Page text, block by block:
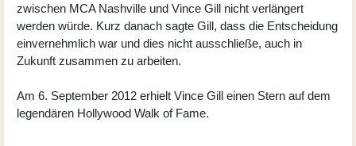
zwischen MCA Nashville und Vince Gill nicht verlängert
werden würde. Kurz danach sagte Gill, dass die Entscheidung
einvernehmlich war und dies nicht ausschließe, auch in
Zukunft zusammen zu arbeiten.
Am 6. September 2012 erhielt Vince Gill einen Stern auf dem
legendären Hollywood Walk of Fame.